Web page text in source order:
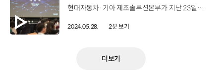
현대자동차·기아 제조솔루션본부가 지난 23일부터 이틀간 미래 전략 포럼을 개최했습니다. 이번 포럼에는 제조 부문을 포함해 연구소와 ICT본부, 품질, 재경 등 관련 본부의 임원들과 그룹사 임직원 200여 명이 참석한 가운데 소프트웨어로 변화되는 제조 현장의 미래에 대해서 논의하는 자리를 가졌는데요. 실제 공장에서의 데이터 작동 방식과 SDF를 담아낼 미래형 공장의 모습까지 현대자동차·기아가 만들어갈 미래 제조 방식에 대해 깊은 고민을 나누는 시간이었습니다. 최영태 상무 / 현대자동차·기아 스마트팩토리개발실저희가 추구하는 SDF는 당사 제조기술 브랜드인 E-FOREST 달성을 위한 구체화된 방법론으로 제품과 공장, 제조부터 소비자까지 End to End 영역을 데이터로 연결하고 지속적인 기능 통합 및 확장이 핵심 요소라 볼 수 있습니다. 이번 포럼에서는 하드웨어와 공법 혁신 중심의 스마트팩토리에서 더 나아가 소프트웨어 기술과 융합된 SDF 구현을 통해 고객 니즈에 대응하고 고객이 원하는 품질을 확보하기 위한 구체적인 방향성을 논의했습니다. 현대자동차·기아는 앞으로도 그룹사들과의 협력을 통해 데이터와 소프트웨어 기반의 제조 공정을 구축해 나갈 계획입니다.
2024.05.28. 2분 보기
더보기